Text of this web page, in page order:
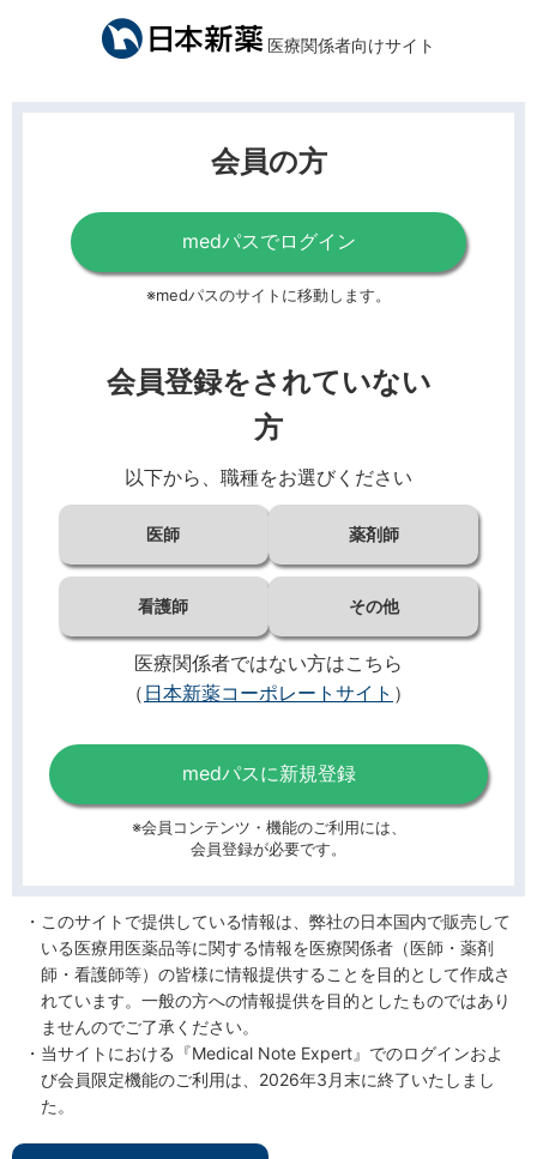
医療関係者向けサイト
会員の方
medパスでログイン
※medパスのサイトに移動します。
会員登録をされていない
方
以下から、職種をお選びください
医師 薬剤師
看護師 その他
医療関係者ではない方はこちら
（ 日本新薬コーポレートサイト ）
medパスに新規登録
※会員コンテンツ・機能のご利用には、
会員登録が必要です。
このサイトで提供している情報は、弊社の日本国内で販売して
いる医療用医薬品等に関する情報を医療関係者（医師・薬剤
師・看護師等）の皆様に情報提供することを目的として作成さ
れています。一般の方への情報提供を目的としたものではあり
ませんのでご了承ください。
当サイトにおける『Medical Note Expert』でのログインおよ
び会員限定機能のご利用は、2026年3月末に終了いたしまし
た。